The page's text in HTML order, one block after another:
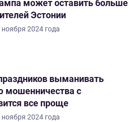
может оставить больше
Эстонии
2024 года
выманивать
мошенничества с
все проще
ноября 2024 года